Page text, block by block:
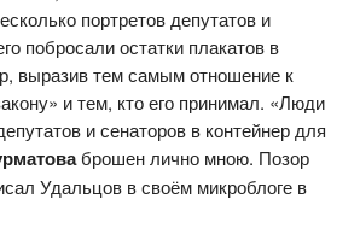
портретов депутатов и
побросали остатки плакатов в
выразив тем самым отношение к
и тем, кто его принимал. «Люди
и сенаторов в контейнер для
брошен лично мною. Позор
Удальцов в своём микроблоге в